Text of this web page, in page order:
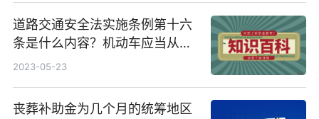
道路交通安全法实施条例第十六
条是什么内容？机动车应当从注
册登记之日起按照哪些期限进行
2023-05-23
丧葬补助金为几个月的统筹地区